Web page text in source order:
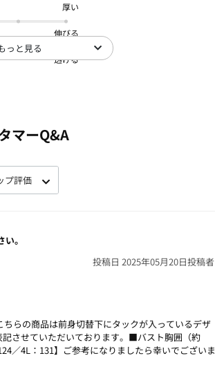
厚い
伸びる
透ける
っと見る
マーQ&A
。
投稿者
投稿日 2025年05月20日
らの商品は前身切替下にタックが入っているデザ
させていただいております。■バスト胸囲（約
／4L：131】ご参考になりましたら幸いでございま